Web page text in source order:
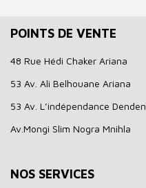
POINTS DE VENTE
48 Rue Hédi Chaker Ariana
53 Av. Ali Belhouane Ariana
53 Av. L’indépendance Denden
Av.Mongi Slim Nogra Mnihla
NOS SERVICES